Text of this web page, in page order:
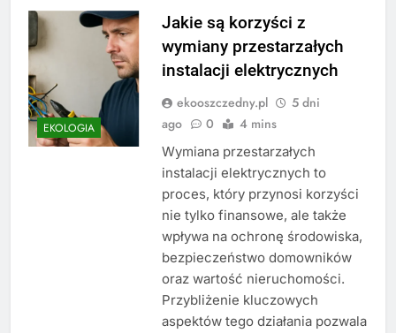
EKOLOGIA
Jakie są korzyści z
wymiany przestarzałych
instalacji elektrycznych
ekooszczedny.pl
5 dni
ago
0 4 mins
Wymiana przestarzałych
instalacji elektrycznych to
proces, który przynosi korzyści
nie tylko finansowe, ale także
wpływa na ochronę środowiska,
bezpieczeństwo domowników
oraz wartość nieruchomości.
Przybliżenie kluczowych
aspektów tego działania pozwala